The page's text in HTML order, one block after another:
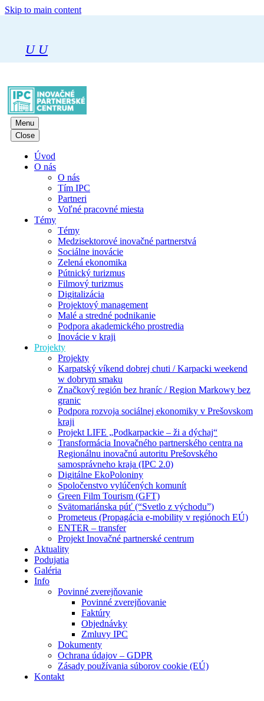
Skip to main content
U U
Menu
Close
Úvod
O nás
O nás
Tím IPC
Partneri
Voľné pracovné miesta
Témy
Témy
Medzisektorové inovačné partnerstvá
Sociálne inovácie
Zelená ekonomika
Pútnický turizmus
Filmový turizmus
Digitalizácia
Projektový management
Malé a stredné podnikanie
Podpora akademického prostredia
Inovácie v kraji
Projekty
Projekty
Karpatský víkend dobrej chuti / Karpacki weekend
w dobrym smaku
Značkový región bez hraníc / Region Markowy bez
granic
Podpora rozvoja sociálnej ekonomiky v Prešovskom
kraji
Projekt LIFE „Podkarpackie – ži a dýchaj“
Transformácia Inovačného partnerského centra na
Regionálnu inovačnú autoritu Prešovského
samosprávneho kraja (IPC 2.0)
Digitálne EkoPoloniny
Spoločenstvo vylúčených komunít
Green Film Tourism (GFT)
Svätomariánska púť (“Svetlo z východu”)
Prometeus (Propagácia e-mobility v regiónoch EÚ)
ENTER – transfer
Projekt Inovačné partnerské centrum
Aktuality
Podujatia
Galéria
Info
Povinné zverejňovanie
Povinné zverejňovanie
Faktúry
Objednávky
Zmluvy IPC
Dokumenty
Ochrana údajov – GDPR
Zásady používania súborov cookie (EÚ)
Kontakt